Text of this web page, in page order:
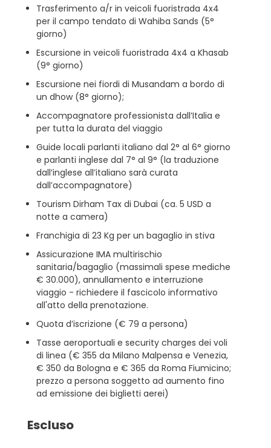
Trasferimento a/r in veicoli fuoristrada 4x4
per il campo tendato di Wahiba Sands (5°
giorno)
Escursione in veicoli fuoristrada 4x4 a Khasab
(9° giorno)
Escursione nei fiordi di Musandam a bordo di
un dhow (8° giorno);
Accompagnatore professionista dall’Italia e
per tutta la durata del viaggio
Guide locali parlanti italiano dal 2° al 6° giorno
e parlanti inglese dal 7° al 9° (la traduzione
dall’inglese all’italiano sarà curata
dall’accompagnatore)
Tourism Dirham Tax di Dubai (ca. 5 USD a
notte a camera)
Franchigia di 23 Kg per un bagaglio in stiva
Assicurazione IMA multirischio
sanitaria/bagaglio (massimali spese mediche
€ 30.000), annullamento e interruzione
viaggio - richiedere il fascicolo informativo
all'atto della prenotazione.
Quota d’iscrizione (€ 79 a persona)
Tasse aeroportuali e security charges dei voli
di linea (€ 355 da Milano Malpensa e Venezia,
€ 350 da Bologna e € 365 da Roma Fiumicino;
prezzo a persona soggetto ad aumento fino
ad emissione dei biglietti aerei)
Escluso